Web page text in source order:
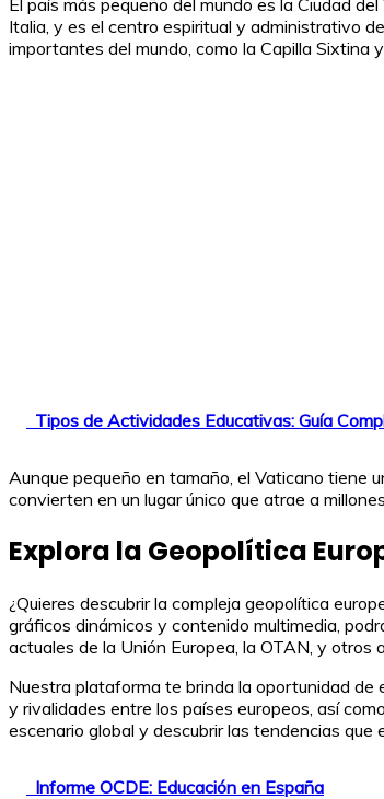
Italia, y es el centro espiritual y administrativo
importantes del mundo, como la Capilla Sixtina
Tipos de Actividades Educativas: Guía
Aunque pequeño en tamaño, el Vaticano tiene
convierten en un lugar único que atrae a
Explora la Geopolítica
¿Quieres descubrir la compleja geopolítica
gráficos dinámicos y contenido multimedia,
actuales de la Unión Europea, la OTAN, y otros
Nuestra plataforma te brinda la oportunidad de
y rivalidades entre los países europeos, así
escenario global y descubrir las tendencias
Informe OCDE: Educación en España